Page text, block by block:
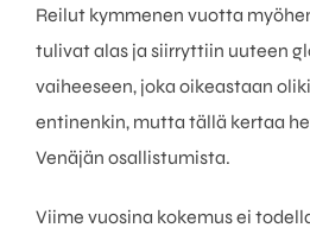
Reilut kymmenen vuotta
tulivat alas ja siirryttiin uuteen
vaiheeseen, joka oikeastaan
entinenkin, mutta tällä kertaa
Venäjän osallistumista.
Viime vuosina kokemus ei